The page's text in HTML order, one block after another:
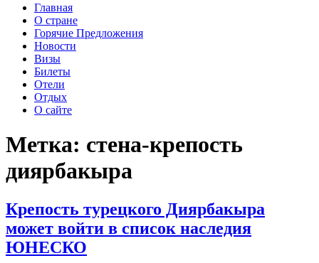
Главная
О стране
Горячие Предложения
Новости
Визы
Билеты
Отели
Отдых
О сайте
Метка: стена-крепость
диярбакыра
Крепость турецкого Диярбакыра
может войти в список наследия
ЮНЕСКО